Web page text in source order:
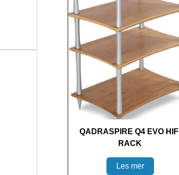
QADRASPIRE Q4 EVO HIFI
RACK
Les mer